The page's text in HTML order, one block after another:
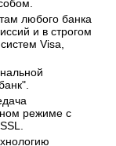
любого банка
и в строгом
Visa,
режиме с